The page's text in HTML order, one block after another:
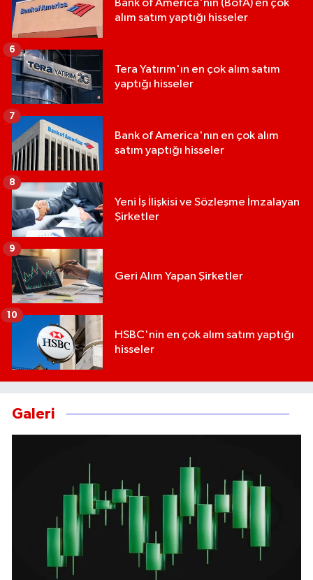
Bank of America'nın (BofA) en çok
alım satım yaptığı hisseler
Tera Yatırım'ın en çok alım satım
yaptığı hisseler
6
Bank of America'nın en çok alım
satım yaptığı hisseler
7
Yeni İş İlişkisi ve Sözleşme İmzalayan
Şirketler
8
Geri Alım Yapan Şirketler
9
HSBC'nin en çok alım satım yaptığı
hisseler
10
Galeri